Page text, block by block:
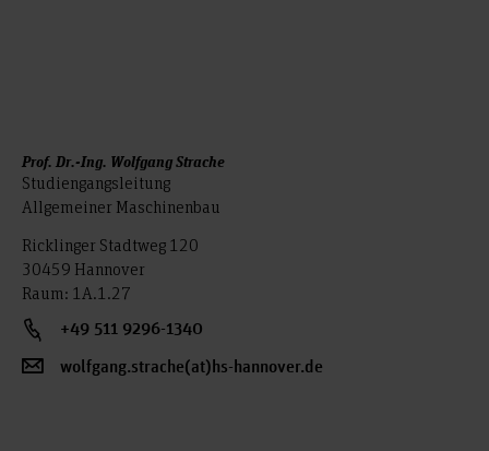
Prof. Dr.-Ing. Wolfgang Strache
Studiengangsleitung
Allgemeiner Maschinenbau
Ricklinger Stadtweg 120
30459 Hannover
Raum: 1A.1.27
+49 511 9296-1340
wolfgang.strache(at)hs-hannover.de